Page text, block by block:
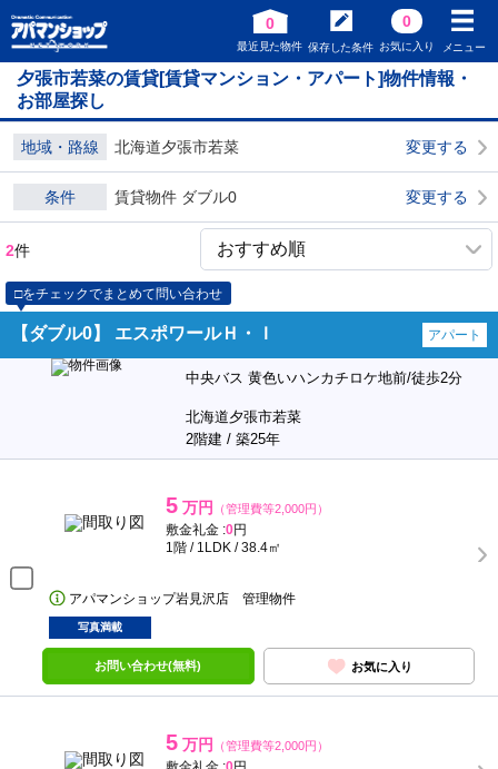
0
最近見た物件 保存した条件
0
お気に入り メニュー
夕張市若菜の賃貸[賃貸マンション・アパート]物件情報・
お部屋探し
地域・路線 北海道夕張市若菜 変更する
条件 賃貸物件 ダブル0 変更する
2件
□をチェックでまとめて問い合わせ
【ダブル0】 エスポワールＨ・Ｉ アパート
中央バス 黄色いハンカチロケ地前/徒歩2分
北海道夕張市若菜
2階建 / 築25年
5 万円 （管理費等2,000円）
敷金礼金 :0円
1階 / 1LDK / 38.4㎡
アパマンショップ岩見沢店 管理物件
写真満載
お問い合わせ(無料) お気に入り
5 万円 （管理費等2,000円）